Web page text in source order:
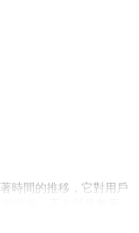
時間的推移，它對用戶
的經驗和知識，從不